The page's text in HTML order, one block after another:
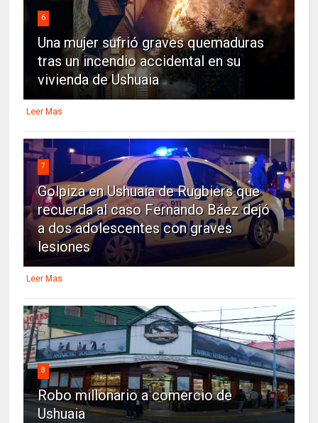
6
Una mujer sufrió graves quemaduras
tras un incendio accidental en su
vivienda de Ushuaia
Leer Mas
7
Golpiza en Ushuaia de Rugbiers que
recuerda al caso Fernando Báez dejó
a dos adolescentes con graves
lesiones
Leer Mas
8
Robo millonario a comercio de
Ushuaia